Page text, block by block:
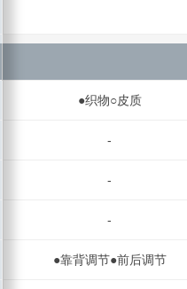
●织物○皮质
-
-
-
●靠背调节●前后调节